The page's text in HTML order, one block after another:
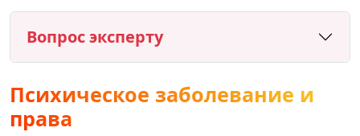
Вопрос эксперту
Психическое заболевание и
права